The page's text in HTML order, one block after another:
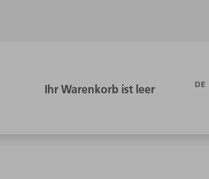
DE